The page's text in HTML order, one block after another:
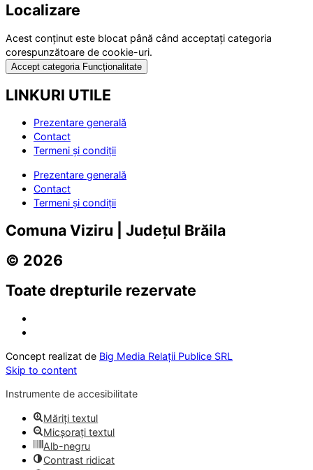
Localizare
Acest conținut este blocat până când acceptați categoria
corespunzătoare de cookie-uri.
Accept categoria Funcționalitate
LINKURI UTILE
Prezentare generală
Contact
Termeni și condiții
Prezentare generală
Contact
Termeni și condiții
Comuna Viziru | Județul Brăila
© 2026
Toate drepturile rezervate
Concept realizat de Big Media Relații Publice SRL
Skip to content
Instrumente de accesibilitate
Măriți textul
Micșorați textul
Alb-negru
Contrast ridicat